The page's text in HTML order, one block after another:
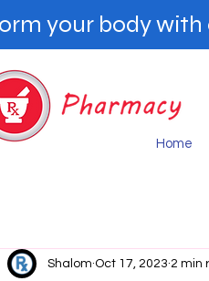
your body with
Home
Shalom Oct 17, 2023 2 min